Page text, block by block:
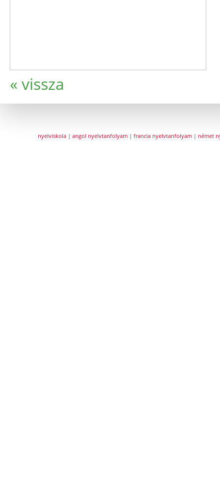
« vissza
nyelviskola | angol nyelvtanfolyam | francia nyelvtanfolyam | német